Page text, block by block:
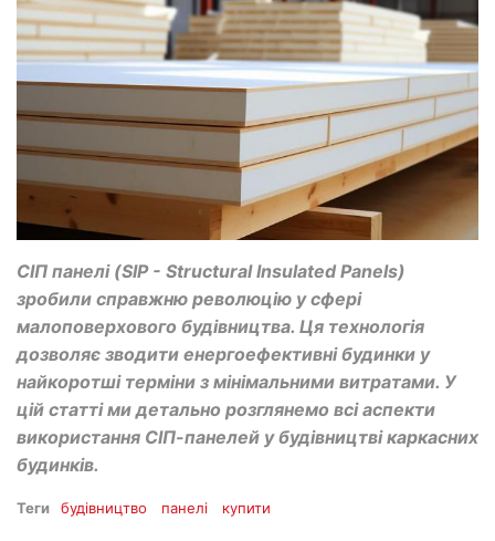
СІП панелі (SIP - Structural Insulated Panels)
зробили справжню революцію у сфері
малоповерхового будівництва. Ця технологія
дозволяє зводити енергоефективні будинки у
найкоротші терміни з мінімальними витратами. У
цій статті ми детально розглянемо всі аспекти
використання СІП-панелей у будівництві каркасних
будинків.
Теги будівництво панелі купити